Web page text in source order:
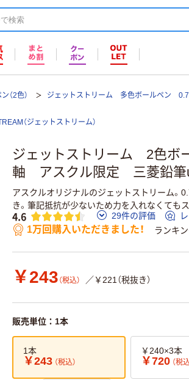
（2色） ジェットストリーム 多色ボールペン
（ジェットストリーム）
ジェットストリーム 2色
軸 アスクル限定 三菱鉛筆
アスクルオリジナルのジェットストリーム。
き。筆記抵抗が少ないため力を入れなくても
4.6 29件の評価
1万回購入いただきました！ ランキ
￥243 （税込） ／￥221（税抜き）
販売単位：1本
1本
￥243 （税込）
￥240×3本
￥720 （税